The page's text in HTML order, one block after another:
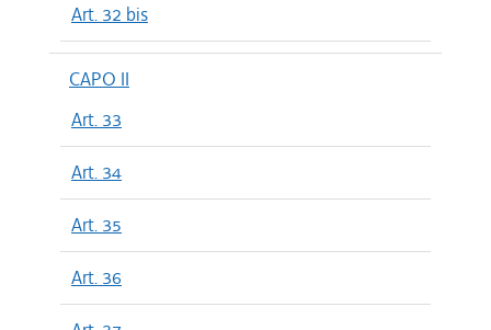
Art. 32 bis
CAPO II
Art. 33
Art. 34
Art. 35
Art. 36